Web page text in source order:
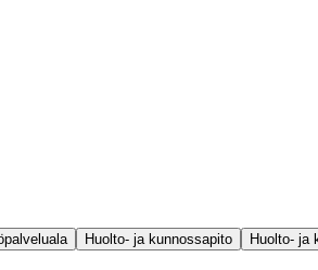
Huolto- ja kunnossapito Huolto- ja